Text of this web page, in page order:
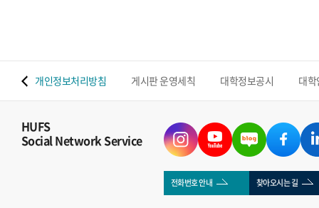
개인정보처리방침 게시판 운영세칙 대학정보공시 대
HUFS
Social Network Service
전화번호 안내 찾아오시는 길